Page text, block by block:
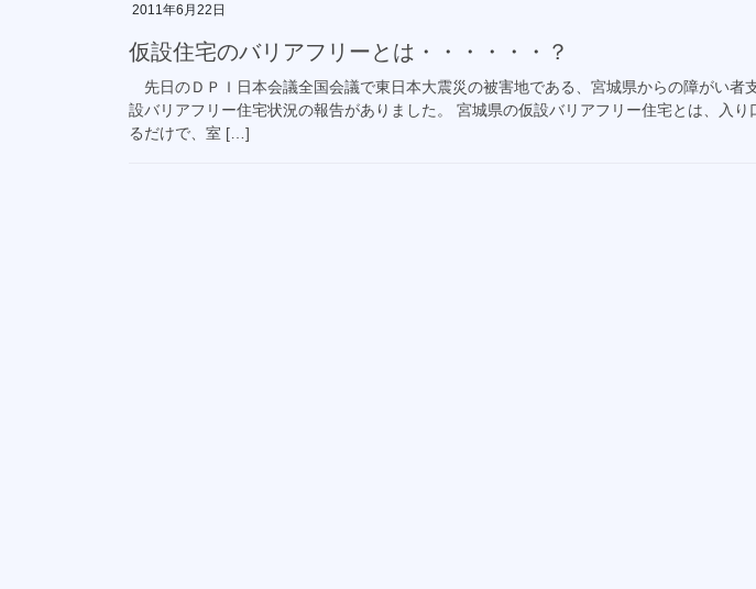
2011年6月22日
仮設住宅のバリアフリーとは・・・・・・？
先日のＤＰＩ日本会議全国会議で東日本大震災の被害地である、宮城県からの障がい者
設バリアフリー住宅状況の報告がありました。 宮城県の仮設バリアフリー住宅とは、入
るだけで、室 […]